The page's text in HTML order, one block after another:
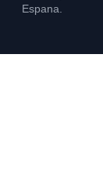
Espana.